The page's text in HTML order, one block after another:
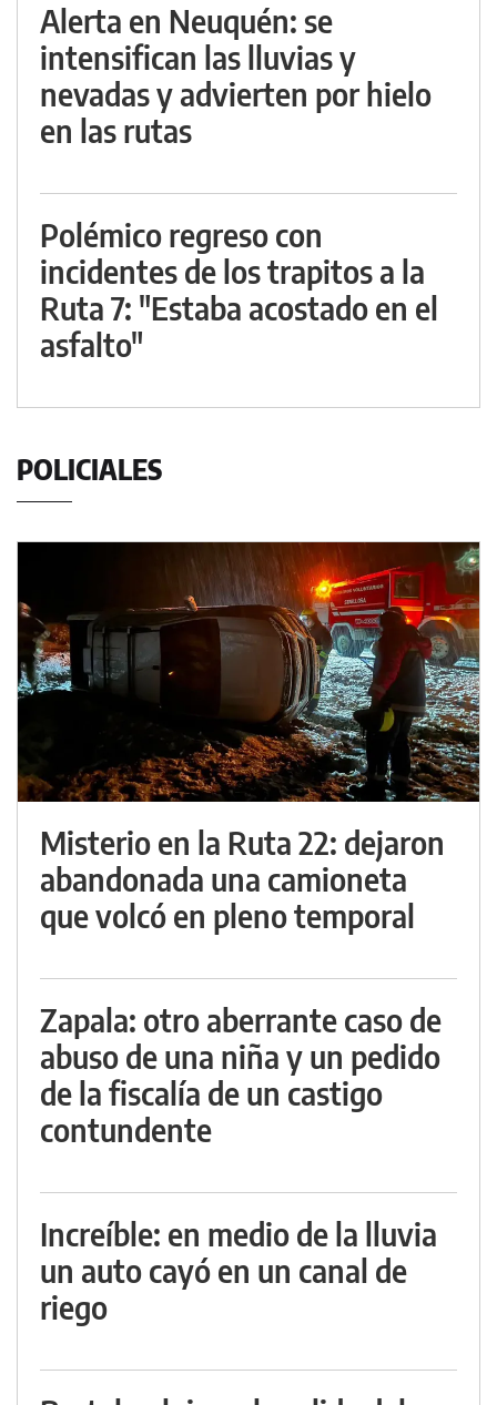
Alerta en Neuquén: se
intensifican las lluvias y
nevadas y advierten por hielo
en las rutas
Polémico regreso con
incidentes de los trapitos a la
Ruta 7: "Estaba acostado en el
asfalto"
POLICIALES
Misterio en la Ruta 22: dejaron
abandonada una camioneta
que volcó en pleno temporal
Zapala: otro aberrante caso de
abuso de una niña y un pedido
de la fiscalía de un castigo
contundente
Increíble: en medio de la lluvia
un auto cayó en un canal de
riego